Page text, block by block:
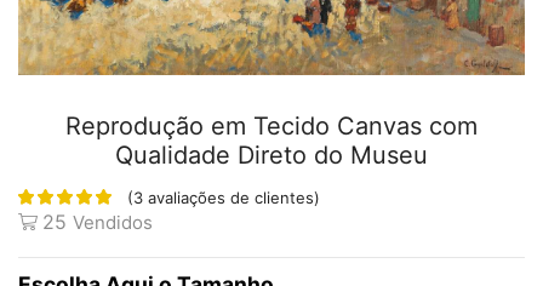
Reprodução em Tecido Canvas com
Qualidade Direto do Museu
(3 avaliações de clientes)
25 Vendidos